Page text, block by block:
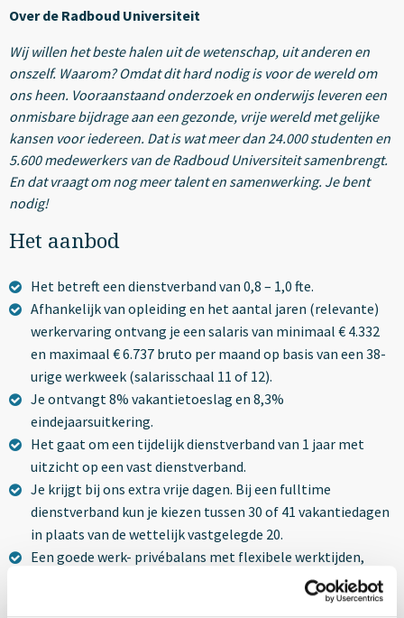
Over de Radboud Universiteit
Wij willen het beste halen uit de wetenschap, uit anderen en
onszelf. Waarom? Omdat dit hard nodig is voor de wereld om
ons heen. Vooraanstaand onderzoek en onderwijs leveren een
onmisbare bijdrage aan een gezonde, vrije wereld met gelijke
kansen voor iedereen. Dat is wat meer dan 24.000 studenten en
5.600 medewerkers van de Radboud Universiteit samenbrengt.
En dat vraagt om nog meer talent en samenwerking. Je bent
nodig!
Het aanbod
Het betreft een dienstverband van 0,8 – 1,0 fte.
Afhankelijk van opleiding en het aantal jaren (relevante)
werkervaring ontvang je een salaris van minimaal € 4.332
en maximaal € 6.737 bruto per maand op basis van een 38-
urige werkweek (salarisschaal 11 of 12).
Je ontvangt 8% vakantietoeslag en 8,3%
eindejaarsuitkering.
Het gaat om een tijdelijk dienstverband van 1 jaar met
uitzicht op een vast dienstverband.
Je krijgt bij ons extra vrije dagen. Bij een fulltime
dienstverband kun je kiezen tussen 30 of 41 vakantiedagen
in plaats van de wettelijk vastgelegde 20.
Een goede werk- privébalans met flexibele werktijden,